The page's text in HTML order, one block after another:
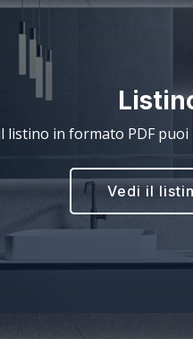
listino in formato PDF
Vedi il